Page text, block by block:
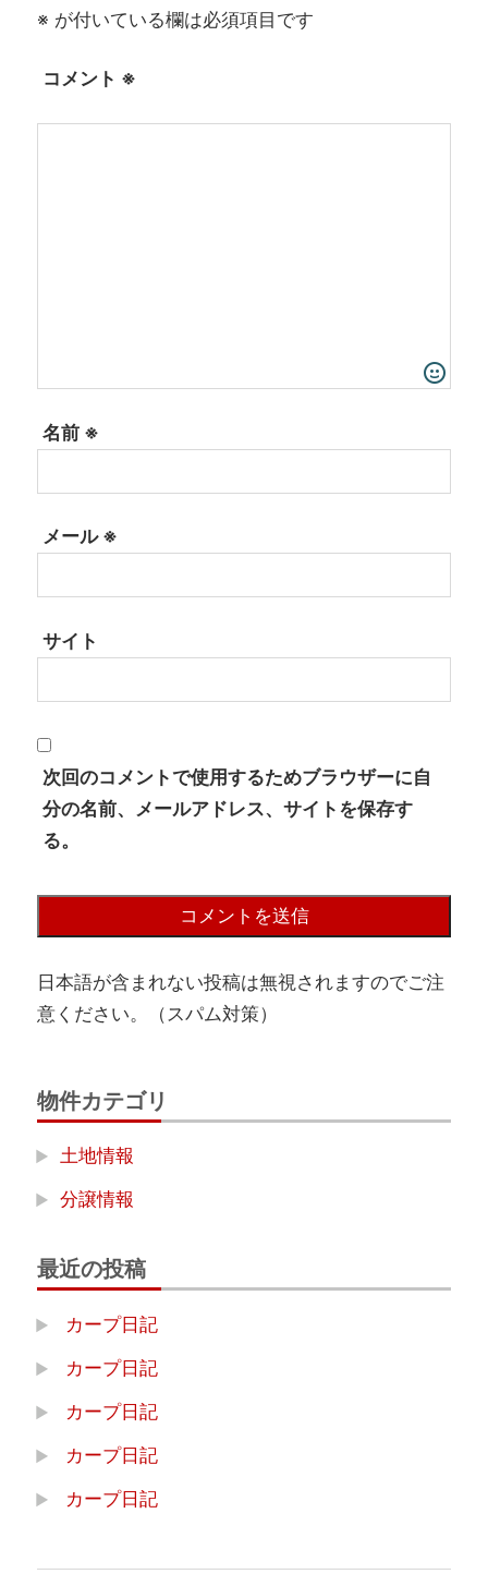
※ が付いている欄は必須項目です
コメント ※
名前 ※
メール ※
サイト
次回のコメントで使用するためブラウザーに自
分の名前、メールアドレス、サイトを保存す
る。
日本語が含まれない投稿は無視されますのでご注
意ください。（スパム対策）
物件カテゴリ
土地情報
分譲情報
最近の投稿
カープ日記
カープ日記
カープ日記
カープ日記
カープ日記